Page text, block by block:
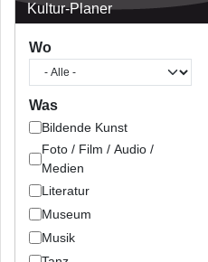
Kultur-Planer
Wo
Was
Bildende Kunst
Foto / Film / Audio /
Medien
Literatur
Museum
Musik